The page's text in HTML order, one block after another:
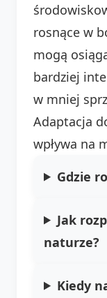
rosnące w
mogą
bardziej
w mniej
Adaptacja
wpływa na
Gdzie
Jak
naturze?
Kiedy